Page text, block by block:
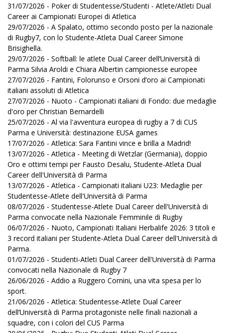
31/07/2026 - Poker di Studentesse/Studenti - Atlete/Atleti Dual
Career ai Campionati Europei di Atletica
29/07/2026 - A Spalato, ottimo secondo posto per la nazionale
di Rugby7, con lo Studente-Atleta Dual Career Simone
Brisighella.
29/07/2026 - Softball: le atlete Dual Career dell’Università di
Parma Silvia Aroldi e Chiara Albertin campionesse europee
27/07/2026 - Fantini, Folorunso e Orsoni d’oro ai Campionati
italiani assoluti di Atletica
27/07/2026 - Nuoto - Campionati italiani di Fondo: due medaglie
d'oro per Christian Bernardelli
25/07/2026 - Al via l'avventura europea di rugby a 7 di CUS
Parma e Università: destinazione EUSA games
17/07/2026 - Atletica: Sara Fantini vince e brilla a Madrid!
13/07/2026 - Atletica - Meeting di Wetzlar (Germania), doppio
Oro e ottimi tempi per Fausto Desalu, Studente-Atleta Dual
Career dell'Università di Parma
13/07/2026 - Atletica - Campionati italiani U23: Medaglie per
Studentesse-Atlete dell'Università di Parma
08/07/2026 - Studentesse-Atlete Dual Career dell'Università di
Parma convocate nella Nazionale Femminile di Rugby
06/07/2026 - Nuoto, Campionati Italiani Herbalife 2026: 3 titoli e
3 record italiani per Studente-Atleta Dual Career dell'Università di
Parma.
01/07/2026 - Studenti-Atleti Dual Career dell'Università di Parma
convocati nella Nazionale di Rugby 7
26/06/2026 - Addio a Ruggero Cornini, una vita spesa per lo
sport.
21/06/2026 - Atletica: Studentesse-Atlete Dual Career
dell’Università di Parma protagoniste nelle finali nazionali a
squadre, con i colori del CUS Parma